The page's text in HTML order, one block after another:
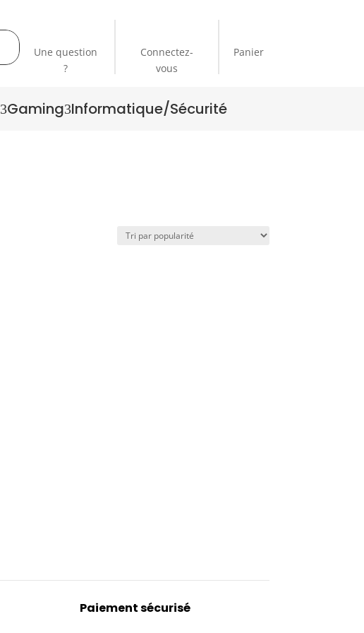
Une question
?
Connectez-
vous
Panier
3Gaming3Informatique/Sécurité
Paiement sécurisé